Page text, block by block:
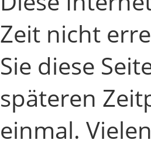
Zeit nicht
Sie diese
späteren
einmal.